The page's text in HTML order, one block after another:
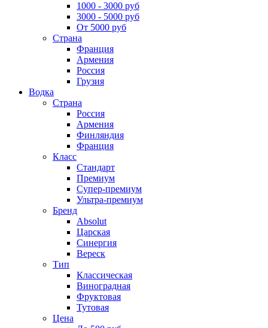
1000 - 3000 руб
3000 - 5000 руб
От 5000 руб
Страна
Франция
Армения
Россия
Грузия
Водка
Страна
Россия
Армения
Финляндия
Франция
Класс
Стандарт
Премиум
Супер-премиум
Ультра-премиум
Бренд
Absolut
Царская
Синергия
Вереск
Тип
Классическая
Виноградная
Фруктовая
Тутовая
Цена